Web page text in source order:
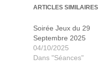
ARTICLES SIMILAIRES
Soirée Jeux du 29
Septembre 2025
04/10/2025
Dans "Séances"